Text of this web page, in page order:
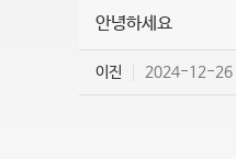
안녕하세요
이진 2024-12-26